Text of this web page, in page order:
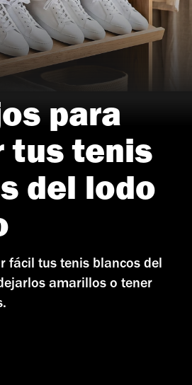
tenis blancos
para
tus tenis
del lodo
fácil tus tenis blancos del
amarillos o tener